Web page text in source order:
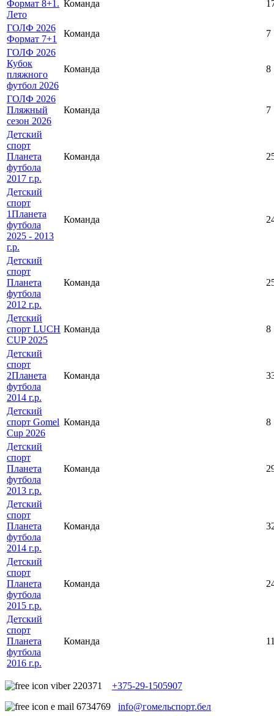
Формат 8+1.
Лето
Команда
ГОЛФ 2026
Формат 7+1
Команда
7
ГОЛФ 2026
Кубок
пляжного
футбол 2026
Команда 8
ГОЛФ 2026
Пляжный
сезон 2026
Команда 7
Детский
спорт
Планета
футбола
2017 г.р.
Команда
Детский
спорт
1Планета
футбола
2025 - 2013
г.р.
Команда
Детский
спорт
Планета
футбола
2012 г.р.
Команда
Детский
спорт LUCH
CUP 2025
Команда 8
Детский
спорт
2Планета
футбола
2014 г.р.
Команда
Детский
спорт Gomel
Cup 2026
Команда 8
Детский
спорт
Планета
футбола
2013 г.р.
Команда
Детский
спорт
Планета
футбола
2014 г.р.
Команда
Детский
спорт
Планета
футбола
2015 г.р.
Команда
Детский
спорт
Планета
футбола
2016 г.р.
Команда
+375-29-1505907
info@гомельспорт.бел